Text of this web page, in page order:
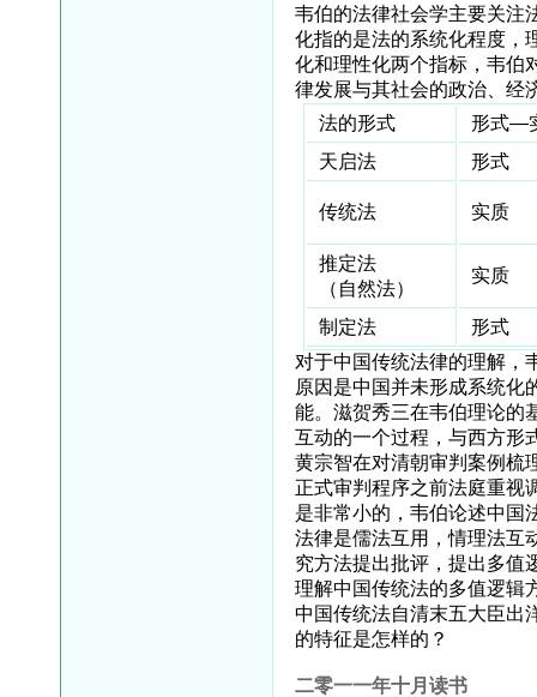
韦伯的法律社会学主要关注
化指的是法的系统化程度，
化和理性化两个指标，韦伯
律发展与其社会的政治、经
法的形式
形式—
天启法
形式
传统法 实质
推定法
（自然法）
实质
制定法
形式
对于中国传统法律的理解
原因是中国并未形成系统化
能。滋贺秀三在韦伯理论的
互动的一个过程，与西方形
黄宗智在对清朝审判案例梳
正式审判程序之前法庭重视
是非常小的，韦伯论述中国
法律是儒法互用，情理法互
究方法提出批评，提出多值
理解中国传统法的多值逻辑
中国传统法自清末五大臣出
的特征是怎样的？
二零一一年十月读书